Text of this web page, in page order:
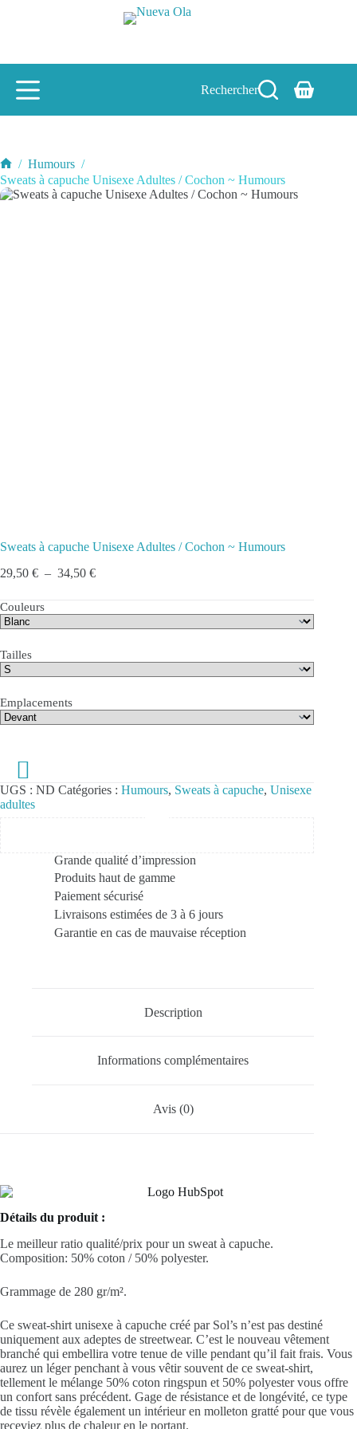
Rechercher
Panier
Accueil
/ Humours /
Sweats à capuche Unisexe Adultes / Cochon ~ Humours
Sweats à capuche Unisexe Adultes / Cochon ~ Humours
29,50 € – 34,50 €Plage
29,50 €
à
Couleurs
Tailles
Emplacements
UGS : ND Catégories : Humours, Sweats à capuche, Unisexe
adultes
Grande qualité d’impression
Produits haut de gamme
Paiement sécurisé
Livraisons estimées de 3 à 6 jours
Garantie en cas de mauvaise réception
Description
Informations complémentaires
Avis (0)
Détails du produit :
Le meilleur ratio qualité/prix pour un sweat à capuche.
Composition: 50% coton / 50% polyester.
Grammage de 280 gr/m².
Ce sweat-shirt unisexe à capuche créé par Sol’s n’est pas destiné
uniquement aux adeptes de streetwear. C’est le nouveau vêtement
branché qui embellira votre tenue de ville pendant qu’il fait frais. Vous
aurez un léger penchant à vous vêtir souvent de ce sweat-shirt,
tellement le mélange 50% coton ringspun et 50% polyestervous offre
un confort sans précédent. Gage de résistance et de longévité, ce type
de tissu révèle également un intérieur en molleton gratté pour que vous
receviez plus de chaleur en le portant.